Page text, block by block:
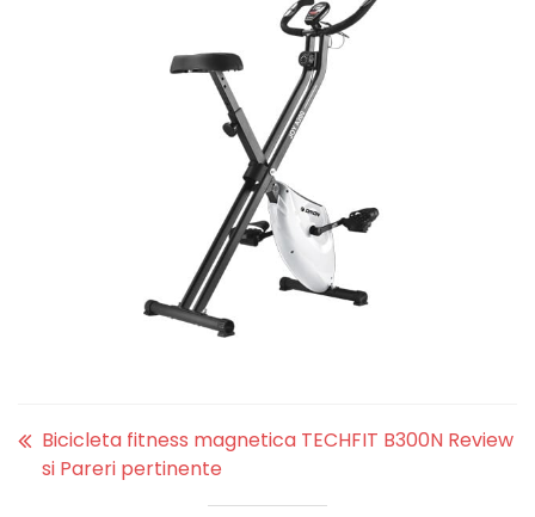
Bicicleta fitness magnetica TECHFIT B300N Review
si Pareri pertinente